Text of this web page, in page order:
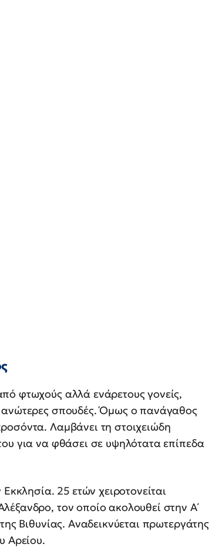
φτωχούς αλλά ενάρετους γονείς,
ανώτερες σπουδές. Όμως ο πανάγαθος
Λαμβάνει τη στοιχειώδη
για να φθάσει σε υψηλότατα επίπεδα
25 ετών χειροτονείται
τον οποίο ακολουθεί στην Α΄
Βιθυνίας. Αναδεικνύεται πρωτεργάτης
Αρείου.